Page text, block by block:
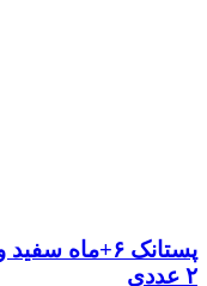
پستانک
۲ عددی